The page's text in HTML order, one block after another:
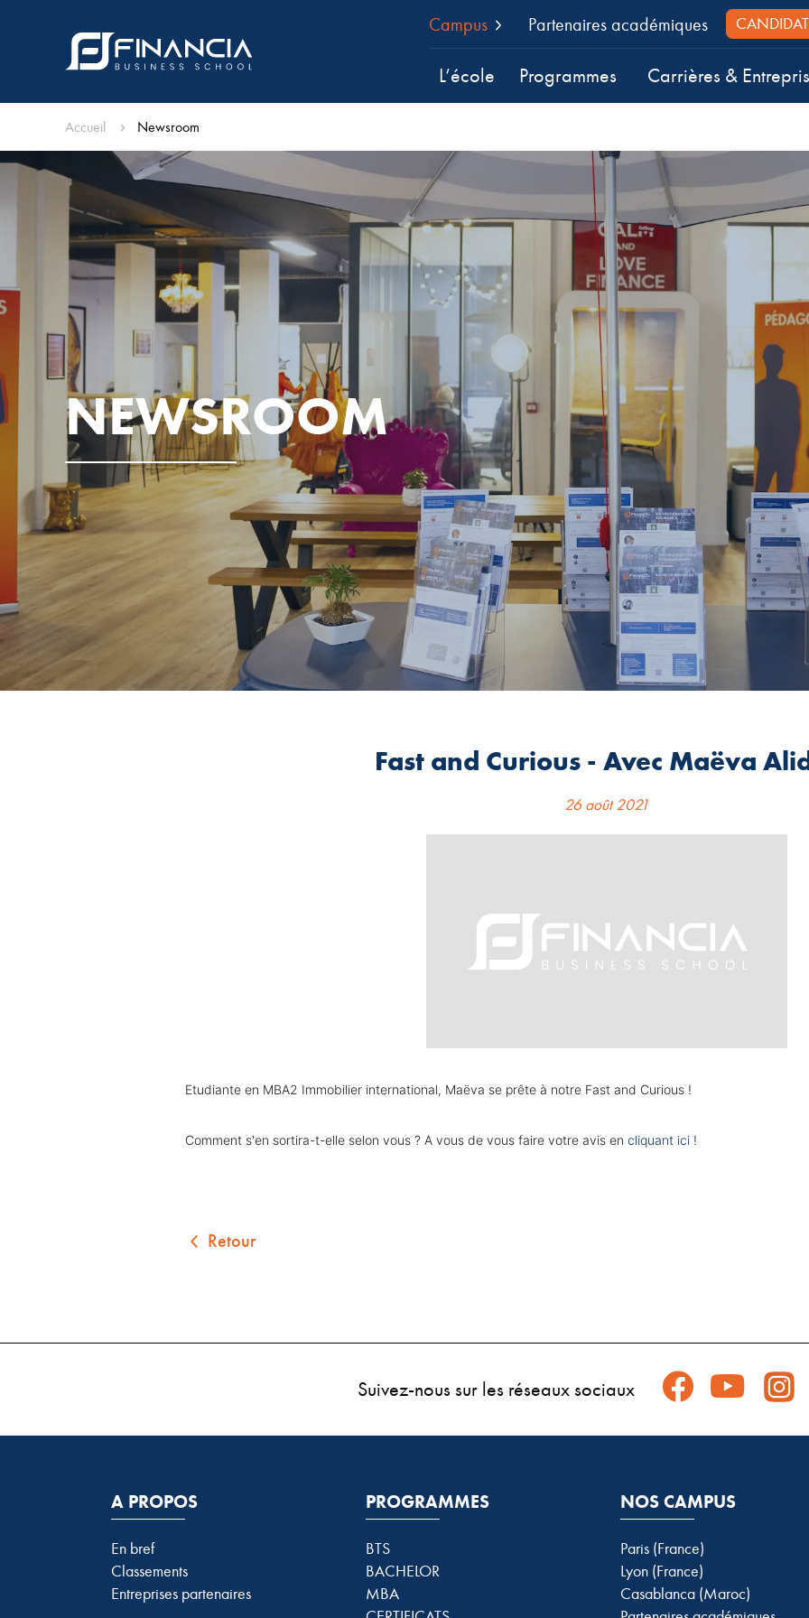
Campus Partenaires académiques
L’école Programmes Carrières &
Accueil Newsroom
NEWSROOM
Fast and Curious - Avec Maëva
26 août 2021
Etudiante en MBA2 Immobilier international, Maëva se prête à notre Fast and Curious !
Comment s'en sortira-t-elle selon vous ? A vous de vous faire votre avis en cliquant ici!
Retour
Suivez-nous sur les réseaux sociaux
A PROPOS
En bref
Classements
Entreprises partenaires
PROGRAMMES
BTS
BACHELOR
MBA
NOS CAMPUS
Paris (France)
Lyon (France)
Casablanca (Maroc)